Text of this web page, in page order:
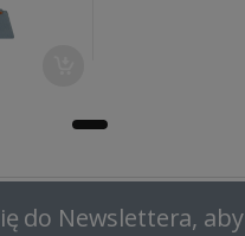
do Newslettera, aby